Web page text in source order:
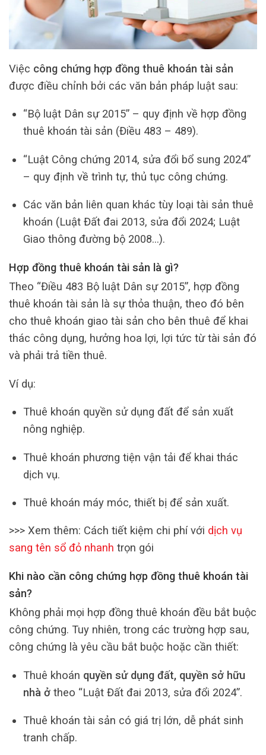
Việc công chứng hợp đồng thuê khoán tài sản
được điều chỉnh bởi các văn bản pháp luật sau:
“Bộ luật Dân sự 2015” – quy định về hợp đồng
thuê khoán tài sản (Điều 483 – 489).
“Luật Công chứng 2014, sửa đổi bổ sung 2024”
– quy định về trình tự, thủ tục công chứng.
Các văn bản liên quan khác tùy loại tài sản thuê
khoán (Luật Đất đai 2013, sửa đổi 2024; Luật
Giao thông đường bộ 2008…).
Hợp đồng thuê khoán tài sản là gì?
Theo “Điều 483 Bộ luật Dân sự 2015”, hợp đồng
thuê khoán tài sản là sự thỏa thuận, theo đó bên
cho thuê khoán giao tài sản cho bên thuê để khai
thác công dụng, hưởng hoa lợi, lợi tức từ tài sản đó
và phải trả tiền thuê.
Ví dụ:
Thuê khoán quyền sử dụng đất để sản xuất
nông nghiệp.
Thuê khoán phương tiện vận tải để khai thác
dịch vụ.
Thuê khoán máy móc, thiết bị để sản xuất.
>>> Xem thêm: Cách tiết kiệm chi phí với dịch vụ
sang tên sổ đỏ nhanh trọn gói
Khi nào cần công chứng hợp đồng thuê khoán tài
sản?
Không phải mọi hợp đồng thuê khoán đều bắt buộc
công chứng. Tuy nhiên, trong các trường hợp sau,
công chứng là yêu cầu bắt buộc hoặc cần thiết:
Thuê khoán quyền sử dụng đất, quyền sở hữu
nhà ởtheo “Luật Đất đai 2013, sửa đổi 2024”.
Thuê khoán tài sản có giá trị lớn, dễ phát sinh
tranh chấp.